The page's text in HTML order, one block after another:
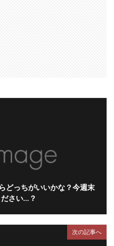
どっちがいいかな？今週末
さい…？
次の記事へ